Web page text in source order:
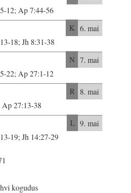
12; Ap 7:44-56
K 6. mai
18; Jh 8:31-38
N 7. mai
22; Ap 27:1-12
R 8. mai
Ap 27:13-38
L 9. mai
19; Jh 14:27-29
kogudus